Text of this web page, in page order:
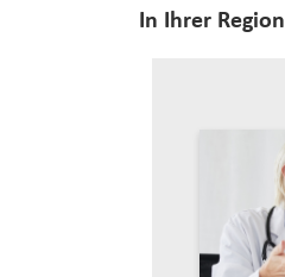
In Ihrer Region